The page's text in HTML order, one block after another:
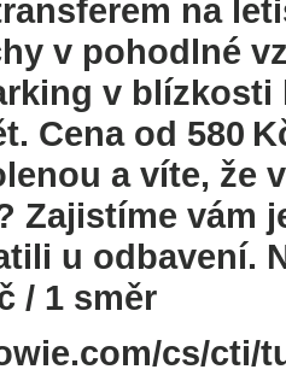
na
v pohodlné
v
Cena od 580
a víte, že
Zajistíme vám
u odbavení.
/ 1 směr
cs/cti/